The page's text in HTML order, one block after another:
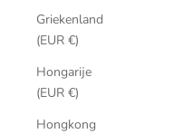
Griekenland
(EUR €)
Hongarije
(EUR €)
Hongkong